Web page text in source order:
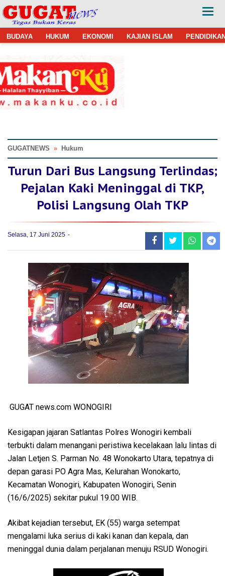
BUDAYA HUKUM EKONOMI KAJIAN ISLAM
GUGATNEWS » Hukum
Turun Dari Bus Langsung Terlindas;
Pejalan Kaki Meninggal di TKP,
Polisi Langsung Olah TKP
Selasa, 17 Juni 2025
GUGAT news.com WONOGIRI
Kesigapan jajaran Satlantas Polres Wonogiri kembali
terbukti dalam menangani peristiwa kecelakaan lalu lintas di
Jalan Letjen S. Parman No. 48 Wonokarto Utara, tepatnya di
depan garasi PO Agra Mas, Kelurahan Wonokarto,
Kecamatan Wonogiri, Kabupaten Wonogiri, Senin
(16/6/2025) sekitar pukul 19.00 WIB.
Akibat kejadian tersebut, EK (55) warga setempat
mengalami luka serius di kaki kanan dan kepala, dan
meninggal dunia dalam perjalanan menuju RSUD Wonogiri.